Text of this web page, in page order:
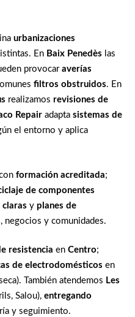
urbanizaciones
En Baix Penedès las
provocar averías
filtros obstruidos. En
realizamos revisiones de
Repair adapta sistemas de
el entorno y aplica
formación acreditada;
de componentes
y planes de
negocios y comunidades.
resistencia en Centro;
de electrodomésticos en
También atendemos Les
Salou), entregando
y seguimiento.